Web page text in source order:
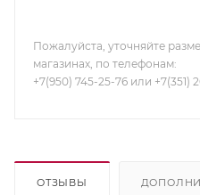
Пожалуйста, уточняйте
магазинах, по телефонам:
+7(950) 745-25-76 или +7(351)
ОТЗЫВЫ